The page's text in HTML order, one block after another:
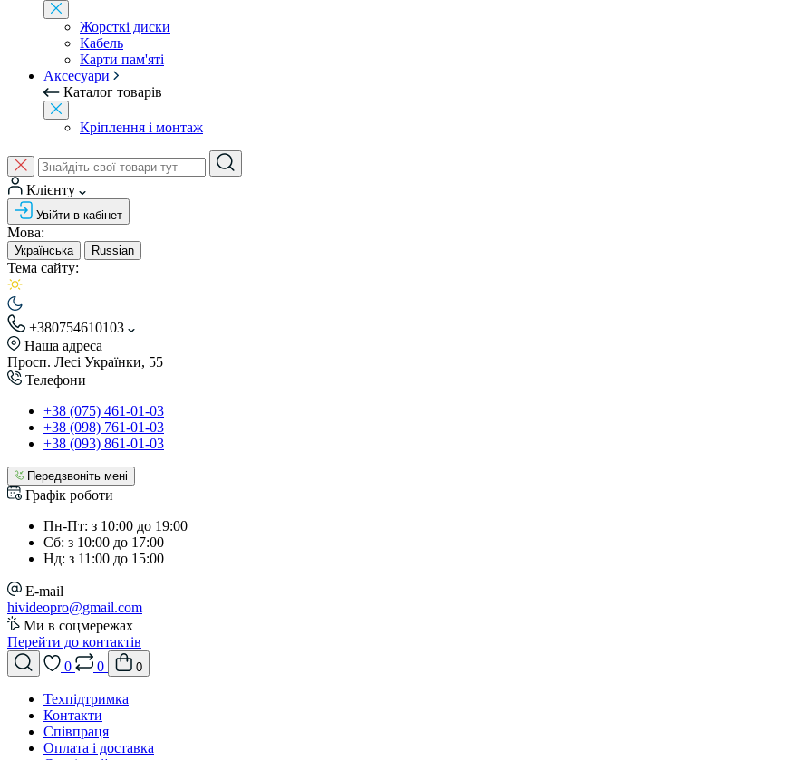
Жорсткі диски
Кабель
Карти пам'яті
Аксесуари
Каталог товарів
Кріплення і монтаж
Клієнту
Увійти в кабінет
Мова:
Українська Russian
Тема сайту:
+380754610103
Наша адреса
Просп. Лесі Українки, 55
Телефони
+38 (075) 461-01-03
+38 (098) 761-01-03
+38 (093) 861-01-03
Передзвоніть мені
Графік роботи
Пн-Пт: з 10:00 до 19:00
Сб: з 10:00 до 17:00
Нд: з 11:00 до 15:00
E-mail
hivideopro@gmail.com
Ми в соцмережах
Перейти до контактів
0
0 0
Техпідтримка
Контакти
Співпраця
Оплата і доставка